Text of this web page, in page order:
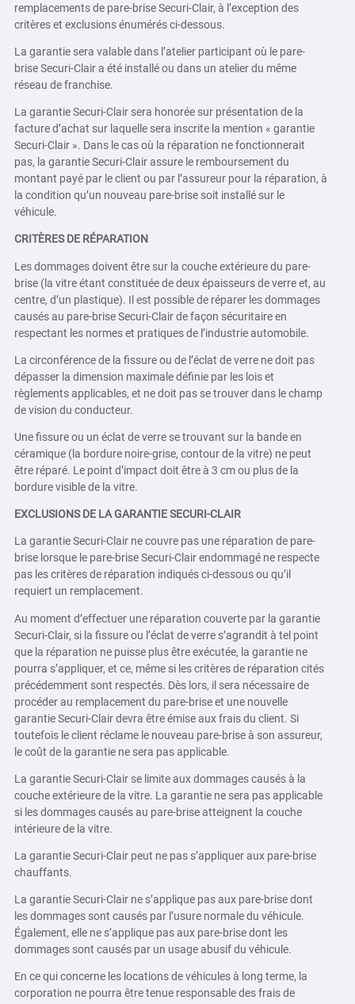
remplacements de pare-brise Securi-Clair, à l’exception des
critères et exclusions énumérés ci-dessous.
La garantie sera valable dans l’atelier participant où le pare-
brise Securi-Clair a été installé ou dans un atelier du même
réseau de franchise.
La garantie Securi-Clair sera honorée sur présentation de la
facture d’achat sur laquelle sera inscrite la mention « garantie
Securi-Clair ». Dans le cas où la réparation ne fonctionnerait
pas, la garantie Securi-Clair assure le remboursement du
montant payé par le client ou par l’assureur pour la réparation, à
la condition qu’un nouveau pare-brise soit installé sur le
véhicule.
CRITÈRES DE RÉPARATION
Les dommages doivent être sur la couche extérieure du pare-
brise (la vitre étant constituée de deux épaisseurs de verre et, au
centre, d’un plastique). Il est possible de réparer les dommages
causés au pare-brise Securi-Clair de façon sécuritaire en
respectant les normes et pratiques de l’industrie automobile.
La circonférence de la fissure ou de l’éclat de verre ne doit pas
dépasser la dimension maximale définie par les lois et
règlements applicables, et ne doit pas se trouver dans le champ
de vision du conducteur.
Une fissure ou un éclat de verre se trouvant sur la bande en
céramique (la bordure noire-grise, contour de la vitre) ne peut
être réparé. Le point d’impact doit être à 3 cm ou plus de la
bordure visible de la vitre.
EXCLUSIONS DE LA GARANTIE SECURI-CLAIR
La garantie Securi-Clair ne couvre pas une réparation de pare-
brise lorsque le pare-brise Securi-Clair endommagé ne respecte
pas les critères de réparation indiqués ci-dessous ou qu’il
requiert un remplacement.
Au moment d’effectuer une réparation couverte par la garantie
Securi-Clair, si la fissure ou l’éclat de verre s’agrandit à tel point
que la réparation ne puisse plus être exécutée, la garantie ne
pourra s’appliquer, et ce, même si les critères de réparation cités
précédemment sont respectés. Dès lors, il sera nécessaire de
procéder au remplacement du pare-brise et une nouvelle
garantie Securi-Clair devra être émise aux frais du client. Si
toutefois le client réclame le nouveau pare-brise à son assureur,
le coût de la garantie ne sera pas applicable.
La garantie Securi-Clair se limite aux dommages causés à la
couche extérieure de la vitre. La garantie ne sera pas applicable
si les dommages causés au pare-brise atteignent la couche
intérieure de la vitre.
La garantie Securi-Clair peut ne pas s’appliquer aux pare-brise
chauffants.
La garantie Securi-Clair ne s’applique pas aux pare-brise dont
les dommages sont causés par l’usure normale du véhicule.
Également, elle ne s’applique pas aux pare-brise dont les
dommages sont causés par un usage abusif du véhicule.
En ce qui concerne les locations de véhicules à long terme, la
corporation ne pourra être tenue responsable des frais de